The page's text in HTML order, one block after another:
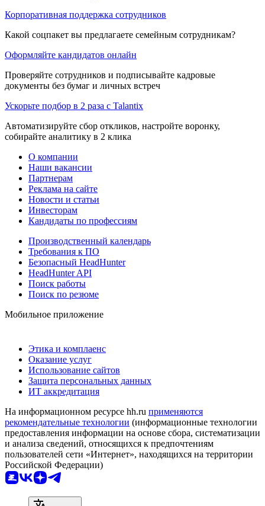
Корпоративная поддержка сотрудников
Какой соцпакет вы предлагаете семейным сотрудникам?
Оформляйте кандидатов онлайн
Проверяйте сотрудников и подписывайте кадровые
документы без бумаг и личных встреч
Ускорьте подбор в 2 раза с Talantix
Автоматизируйте сбор откликов, настройте воронку,
собирайте аналитику в 2 клика
О компании
Наши вакансии
Партнерам
Реклама на сайте
Новости и статьи
Инвесторам
Кандидаты по профессиям
Производственный календарь
Требования к ПО
Безопасный HeadHunter
HeadHunter API
Поиск работы
Поиск по резюме
Мобильное приложение
Этика и комплаенс
Оказание услуг
Использование сайтов
Защита персональных данных
ИТ аккредитация
На информационном ресурсе hh.ru применяются
рекомендательные технологии (информационные технологии
предоставления информации на основе сбора, систематизации
и анализа сведений, относящихся к предпочтениям
пользователей сети «Интернет», находящихся на территории
Российской Федерации)